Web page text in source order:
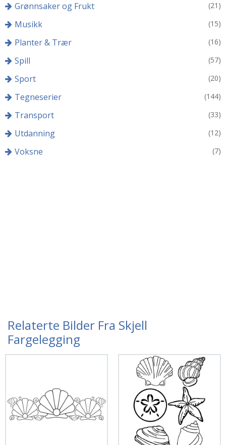
Grønnsaker og Frukt (21)
Musikk (15)
Planter & Trær (16)
Spill (57)
Sport (20)
Tegneserier (144)
Transport (33)
Utdanning (12)
Voksne (7)
Relaterte Bilder Fra Skjell
Fargelegging